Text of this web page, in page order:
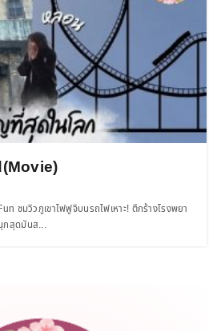
ชมวิวภูเขาไฟฟูจิบนรถไฟเหาะ! ตึกร้างโรงพยา
กสุดมันส...